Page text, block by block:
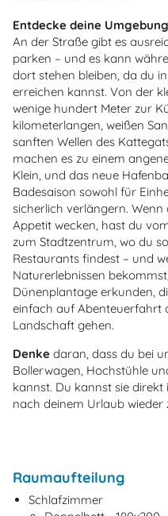
Entdecke deine Umgebung
An der Straße gibt es
parken – und es kann
dort stehen bleiben, da du
erreichen kannst. Von der
wenige hundert Meter zur
kilometerlangen, weißen
sanften Wellen des
machen es zu einem
Klein, und das neue
Badesaison sowohl für
sicherlich verlängern.
Appetit wecken, hast du
zum Stadtzentrum, wo du
Restaurants findest – und
Naturerlebnissen
Dünenplantage erkunden,
einfach auf Abenteuerfahrt
Landschaft gehen.
Denke daran, dass du bei
Bollerwagen, Hochstühle
kannst. Du kannst sie
nach deinem Urlaub wieder
Raumaufteilung
Schlafzimmer